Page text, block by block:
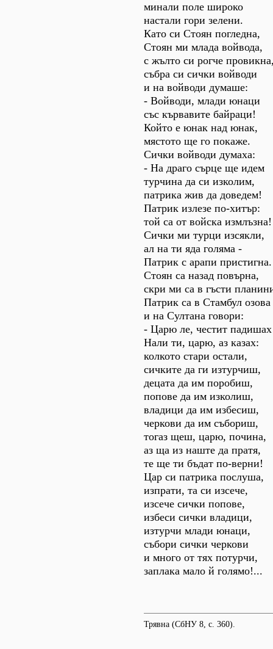
минали поле широко
настали гори зелени.
Като си Стоян погледна,
Стоян ми млада войвода,
с жълто си рогче
събра си сички войводи
и на войводи думаше:
- Войводи, млади юнаци
със кървавите байраци!
Който е юнак над юнак,
мястото ще го покаже.
Сички войводи думаха:
- На драго сърце ще идем
турчина да си изколим,
патрика жив да доведем!
Патрик излезе по-хитър:
той са от войска измлъзна!
Сички ми турци изсякли,
ал на ти яда голяма -
Патрик с арапи пристигна.
Стоян са назад повърна,
скри ми са в гъсти
Патрик са в Стамбул озова
и на Султана говори:
- Царю ле, честит
Нали ти, царю, аз казах:
колкото стари остали,
сичките да ги изтурчиш,
децата да им поробиш,
попове да им изколиш,
владици да им избесиш,
черкови да им събориш,
тогаз щеш, царю, почина,
аз ща из наште да пратя,
те ще ти бъдат по-верни!
Цар си патрика послуша,
изпрати, та си изсече,
изсече сички попове,
избеси сички владици,
изтурчи млади юнаци,
събори сички черкови
и много от тях потурчи,
заплака мало й голямо!...
Трявна (СбНУ 8, с. 360).